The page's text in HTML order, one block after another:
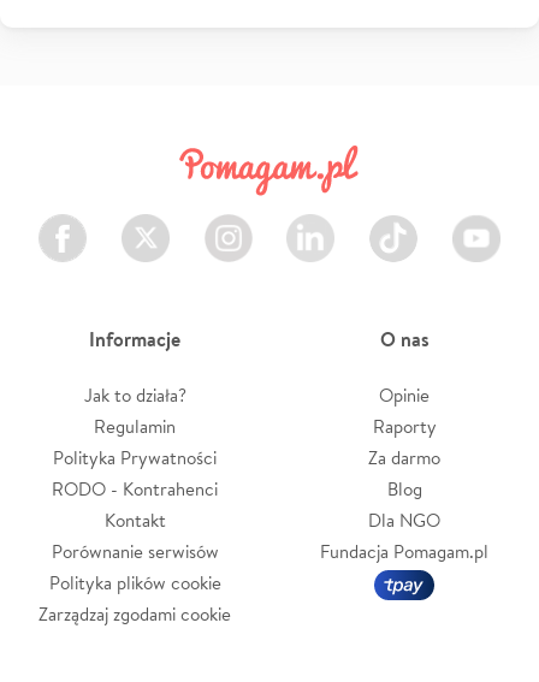
Facebook Twitter Instagram LinkedIn TikTok Youtube
Informacje
Jak to działa?
Regulamin
Polityka Prywatności
RODO - Kontrahenci
Kontakt
Porównanie serwisów
Polityka plików cookie
Zarządzaj zgodami cookie
O nas
Opinie
Raporty
Za darmo
Blog
Dla NGO
Fundacja Pomagam.pl